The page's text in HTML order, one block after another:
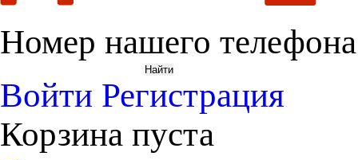
Номер нашего
Войти Регистрация
Корзина пуста